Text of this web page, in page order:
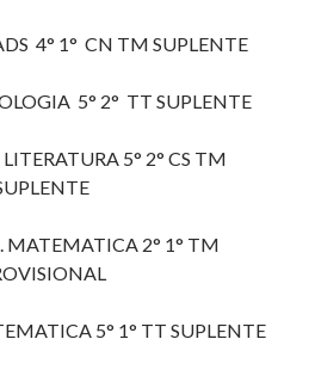
4° 1° CN TM SUPLENTE
5° 2° TT SUPLENTE
5° 2° CS TM
MATEMATICA 2° 1° TM
5° 1° TT SUPLENTE